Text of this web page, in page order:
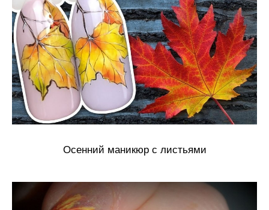
Осенний маникюр с листьями